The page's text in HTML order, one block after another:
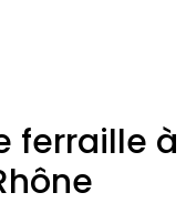
ferraille à